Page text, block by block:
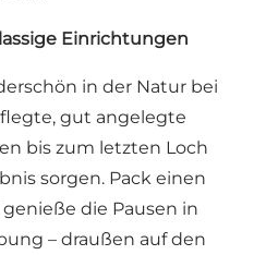
Einrichtungen
in der Natur bei
gut angelegte
bis zum letzten Loch
sorgen. Pack einen
die Pausen in
– draußen auf den